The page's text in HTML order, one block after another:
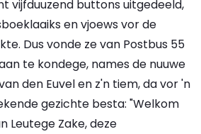
vijfduuzend buttons uitgedeeld,
en vjoews vor de
Dus vonde ze van Postbus 55
te kondege, names de nuuwe
den Euvel en z'n tiem, da vor 'n
gezichte besta: "Welkom
Leutege Zake, deze